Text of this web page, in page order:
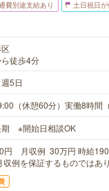
費別途支給あり 土日祝日が
徒歩4分
5日
（休憩60分）実働8時間
期 ※開始日相談OK
円 月収例 30万円 時給
例を保証するものではあり